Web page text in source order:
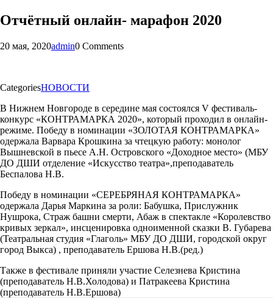
Отчётный онлайн- марафон 2020
20 мая, 2020admin0 Comments
CategoriesНОВОСТИ
В Нижнем Новгороде в середине мая состоялся V фестиваль-
конкурс «КОНТРАМАРКА 2020», который проходил в онлайн-
режиме. Победу в номинации «ЗОЛОТАЯ КОНТРАМАРКА»
одержала Варвара Крошкина за чтецкую работу: монолог
Вышневской в пьесе А.Н. Островского «Доходное место» (МБУ
ДО ДШИ отделение «Искусство театра»,преподаватель
Беспалова Н.В.
Победу в номинации «СЕРЕБРЯНАЯ КОНТРАМАРКА»
одержала Дарья Маркина за роли: Бабушка, Прислужник
Нушрока, Страж башни смерти, Абаж в спектакле «Королевство
кривых зеркал», инсценировка одноименной сказки В. Губарева
(Театральная студия «Глаголь» МБУ ДО ДШИ, городской округ
город Выкса) , преподаватель Ершова Н.В.(ред.)
Также в фестивале приняли участие Селезнева Кристина
(преподаватель Н.В.Холодова) и Патракеева Кристина
(преподаватель Н.В.Ершова)